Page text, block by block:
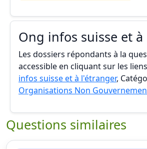
Ong infos suisse et
Les dossiers répondants à la
accessible en cliquant sur les
infos suisse et à l'étranger,
Organisations Non
Questions similaires